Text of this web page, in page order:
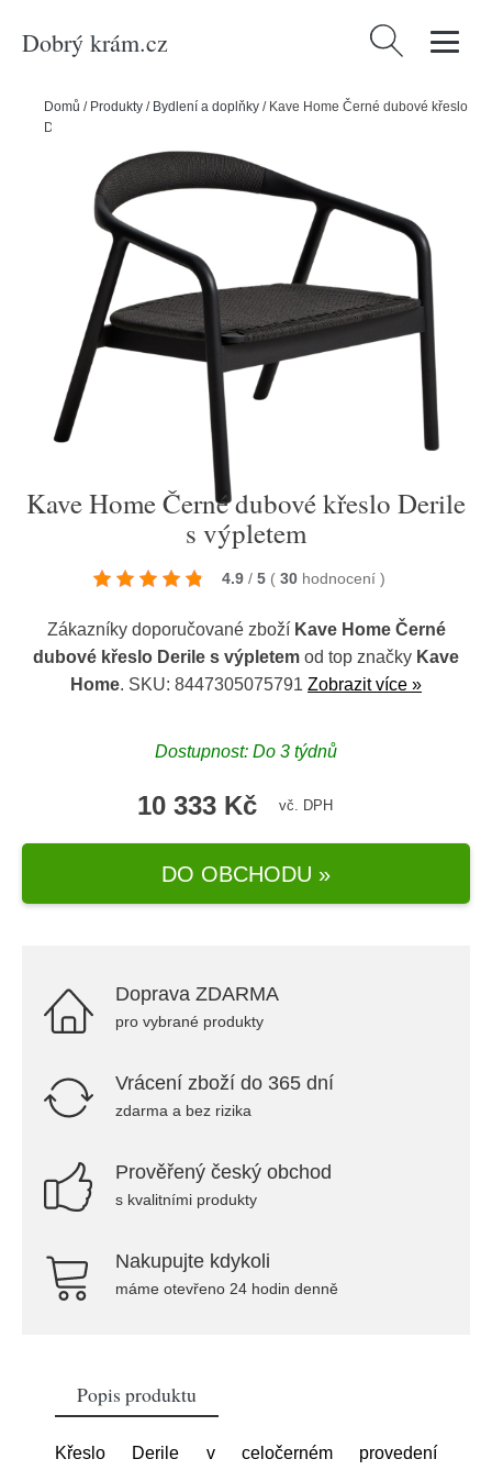
Dobrý krám.cz Vyhledávání
Domů / Produkty / Bydlení a doplňky / Kave Home Černé dubové křeslo
Derile s výpletem
Kave Home Černé dubové křeslo Derile
s výpletem
4.9 / 5 ( 30 hodnocení )
Zákazníky doporučované zboží Kave Home Černé
dubové křeslo Derile s výpletem od top značky Kave
Home. SKU: 8447305075791 Zobrazit více »
Dostupnost: Do 3 týdnů
10 333 Kč vč. DPH
DO OBCHODU »
Doprava ZDARMA
pro vybrané produkty
Vrácení zboží do 365 dní
zdarma a bez rizika
Prověřený český obchod
s kvalitními produkty
Nakupujte kdykoli
máme otevřeno 24 hodin denně
Popis produktu
Křeslo Derile v celočerném provedení